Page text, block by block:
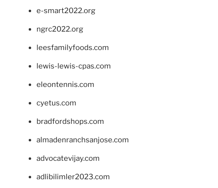
e-smart2022.org
ngrc2022.org
leesfamilyfoods.com
lewis-lewis-cpas.com
eleontennis.com
cyetus.com
bradfordshops.com
almadenranchsanjose.com
advocatevijay.com
adlibilimler2023.com